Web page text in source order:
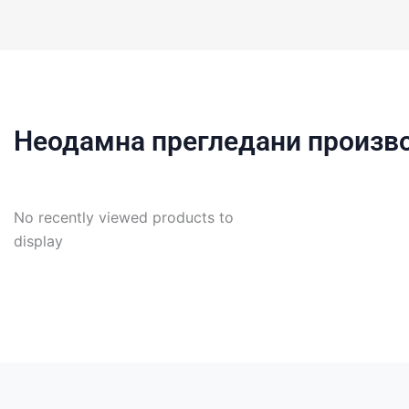
Неодамна прегледани
No recently viewed products to
display